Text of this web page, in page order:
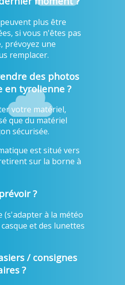
plus être
si vous n'êtes pas
prévoyez une
remplacer.
des photos
en tyrolienne ?
votre matériel,
que du matériel
sécurisée.
est situé vers
sur la borne à
?
(s'adapter à la météo
et des lunettes
/ consignes
?